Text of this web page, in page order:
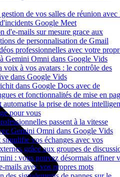
de vos salles de réunion avec
Google Meet
d'e-mails sur mesure grace aux
de personnalisation de Gmail
professionnelles avec votre
Gemini Omni dans Google Vids
voix à vos avatars : le contrôle des
dans Google Vids
dans Google Docs avec de
et fonctionnalités de mise en
automatise la prise de notes
pour vous
passent à la vitesse
Gemini Omni dans Google Vids
vos échanges avec vos
grâce aux groupes de
: vous pouvez désormais affiner
mails avec vos propres mots